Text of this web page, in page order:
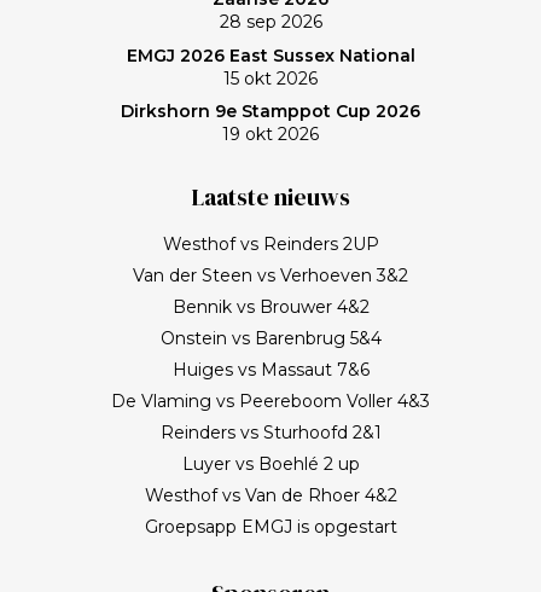
28 sep 2026
EMGJ 2026 East Sussex National
15 okt 2026
Dirkshorn 9e Stamppot Cup 2026
19 okt 2026
Laatste nieuws
Westhof vs Reinders 2UP
Van der Steen vs Verhoeven 3&2
Bennik vs Brouwer 4&2
Onstein vs Barenbrug 5&4
Huiges vs Massaut 7&6
De Vlaming vs Peereboom Voller 4&3
Reinders vs Sturhoofd 2&1
Luyer vs Boehlé 2 up
Westhof vs Van de Rhoer 4&2
Groepsapp EMGJ is opgestart